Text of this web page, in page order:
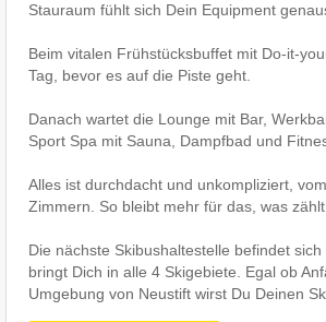
Stauraum fühlt sich Dein Equipment
Beim vitalen Frühstücksbuffet mit Do-it-
Tag, bevor es auf die Piste geht.
Danach wartet die Lounge mit Bar,
Sport Spa mit Sauna, Dampfbad und
Alles ist durchdacht und unkompliziert,
Zimmern. So bleibt mehr für das, was
Die nächste Skibushaltestelle befindet
bringt Dich in alle 4 Skigebiete. Egal ob
Umgebung von Neustift wirst Du Deinen